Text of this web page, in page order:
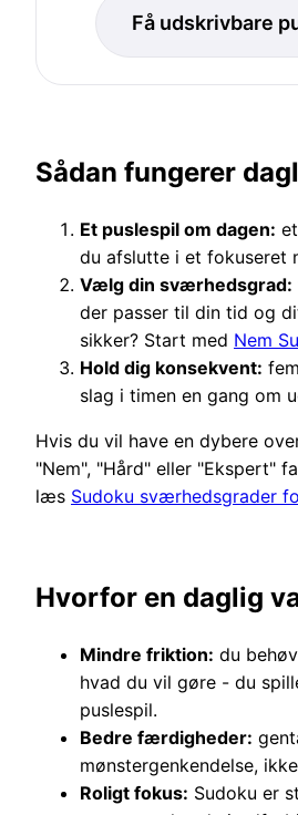
Få udskrivbare
Sådan fungerer
Et puslespil om dagen:
du afslutte i et fokuseret
Vælg din sværhedsgrad:
der passer til din tid og
sikker? Start med Nem
Hold dig konsekvent:
slag i timen en gang om
Hvis du vil have en dybere
"Nem", "Hård" eller "Ekspert"
læs Sudoku sværhedsgrader
Hvorfor en daglig
Mindre friktion: du
hvad du vil gøre - du
puslespil.
Bedre færdigheder:
mønstergenkendelse,
Roligt fokus: Sudoku er